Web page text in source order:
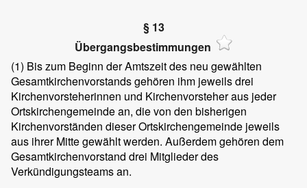
§ 13
Übergangsbestimmungen
(1) Bis zum Beginn der Amtszeit des neu gewählten
Gesamtkirchenvorstands gehören ihm jeweils drei
Kirchenvorsteherinnen und Kirchenvorsteher aus jeder
Ortskirchengemeinde an, die von den bisherigen
Kirchenvorständen dieser Ortskirchengemeinde jeweils
aus ihrer Mitte gewählt werden. Außerdem gehören dem
Gesamtkirchenvorstand drei Mitglieder des
Verkündigungsteams an.